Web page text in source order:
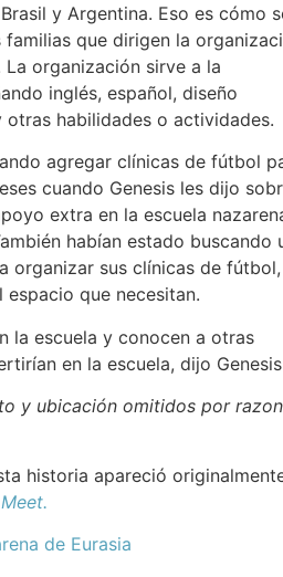
y Argentina. Eso es cómo
familias que dirigen la
organización sirve a la
inglés, español, diseño
habilidades o actividades.
agregar clínicas de fútbol
cuando Genesis les dijo
extra en la escuela
habían estado buscando
organizar sus clínicas de
espacio que necesitan.
la escuela y conocen a otras
en la escuela, dijo
y ubicación omitidos por
historia apareció
de Eurasia